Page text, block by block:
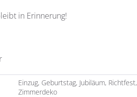
in Erinnerung!
Einzug, Geburtstag, Jubiläum, Richtfest,
Zimmerdeko